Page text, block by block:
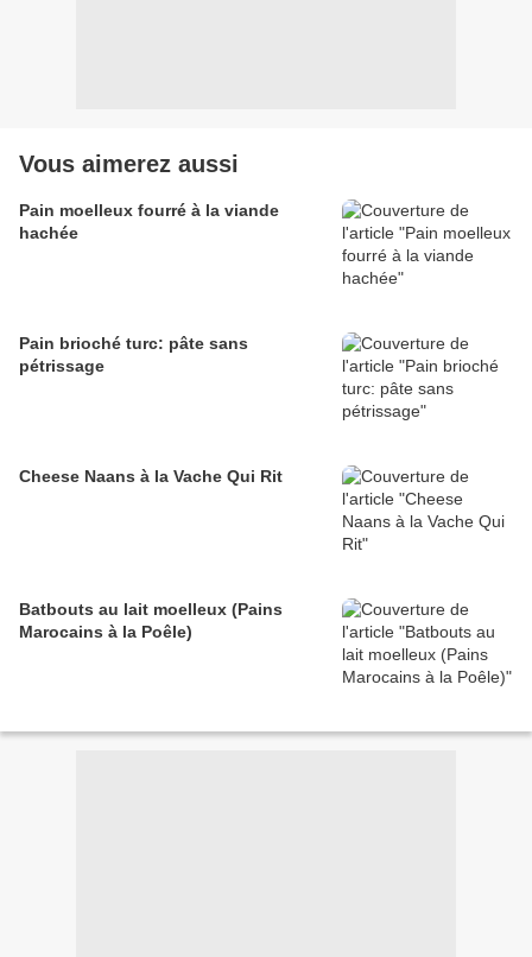
Vous aimerez aussi
Pain moelleux fourré à la viande
hachée
Pain brioché turc: pâte sans
pétrissage
Cheese Naans à la Vache Qui Rit
Batbouts au lait moelleux (Pains
Marocains à la Poêle)